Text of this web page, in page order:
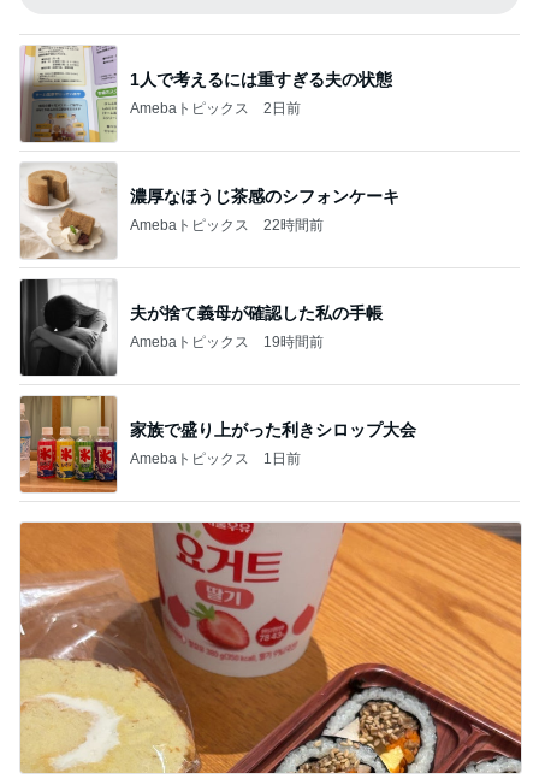
1人で考えるには重すぎる夫の状態
Amebaトピックス 2日前
濃厚なほうじ茶感のシフォンケーキ
Amebaトピックス 22時間前
夫が捨て義母が確認した私の手帳
Amebaトピックス 19時間前
家族で盛り上がった利きシロップ大会
Amebaトピックス 1日前